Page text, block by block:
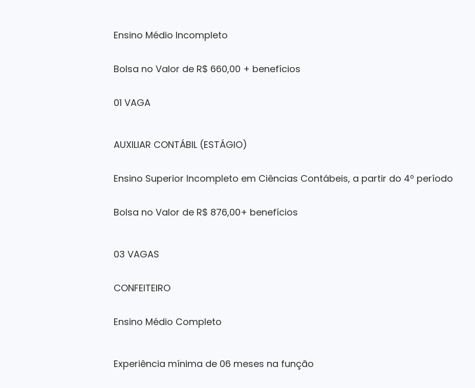
Ensino Médio Incompleto
Bolsa no Valor de R$ 660,00 + benefícios
01 VAGA
AUXILIAR CONTÁBIL (ESTÁGIO)
Ensino Superior Incompleto em Ciências Contábeis, a partir do 4º período
Bolsa no Valor de R$ 876,00+ benefícios
03 VAGAS
CONFEITEIRO
Ensino Médio Completo
Experiência mínima de 06 meses na função